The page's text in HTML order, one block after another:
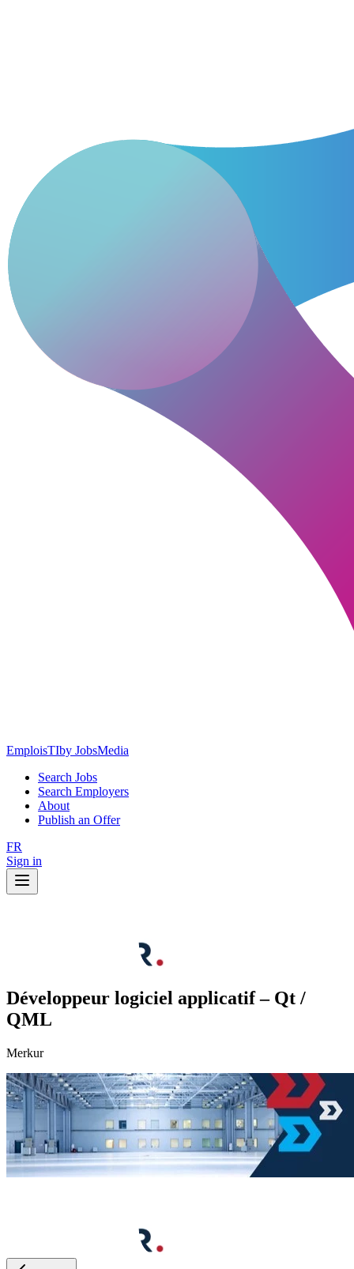
EmploisTIby JobsMedia
Search Jobs
Search Employers
About
Publish an Offer
FR
Sign in
Développeur logiciel applicatif – Qt /
QML
Merkur